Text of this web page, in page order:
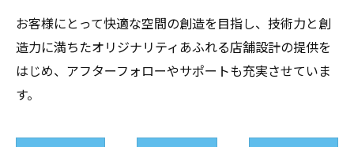
お客様にとって快適な空間の創造を目指し、技術力と創
造力に満ちたオリジナリティあふれる店舗設計の提供を
はじめ、アフターフォローやサポートも充実させていま
す。